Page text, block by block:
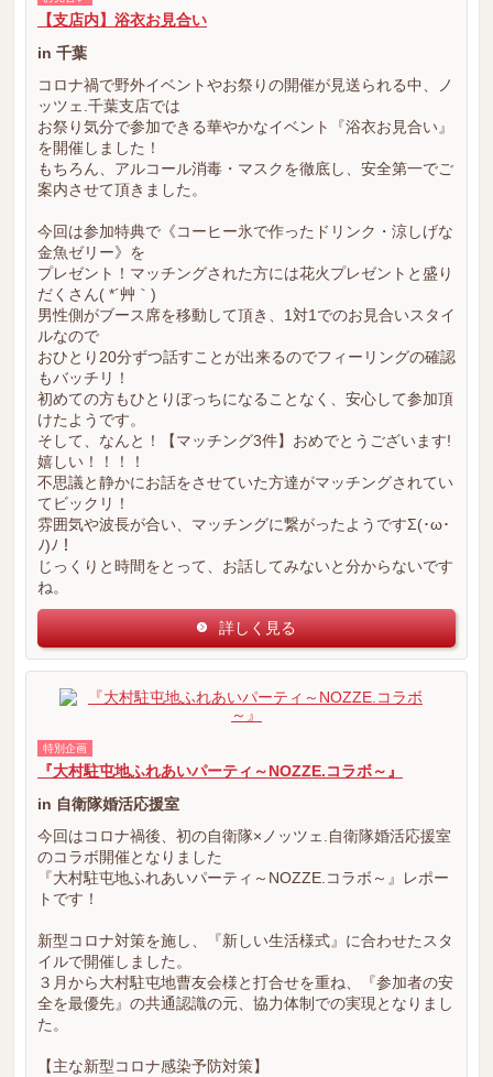
【支店内】浴衣お見合い
in 千葉
コロナ禍で野外イベントやお祭りの開催が見送られる中、ノ
ッツェ.千葉支店では
お祭り気分で参加できる華やかなイベント『浴衣お見合い』
を開催しました！
もちろん、アルコール消毒・マスクを徹底し、安全第一でご
案内させて頂きました。
今回は参加特典で《コーヒー氷で作ったドリンク・涼しげな
金魚ゼリー》を
プレゼント！マッチングされた方には花火プレゼントと盛り
だくさん( *´艸｀)
男性側がブース席を移動して頂き、1対1でのお見合いスタイ
ルなので
おひとり20分ずつ話すことが出来るのでフィーリングの確認
もバッチリ！
初めての方もひとりぼっちになることなく、安心して参加頂
けたようです。
そして、なんと！【マッチング3件】おめでとうございます!
嬉しい！！！！
不思議と静かにお話をさせていた方達がマッチングされてい
てビックリ！
雰囲気や波長が合い、マッチングに繋がったようですΣ(･ω･
ﾉ)ﾉ！
じっくりと時間をとって、お話してみないと分からないです
ね。
詳しく見る
特別企画
『大村駐屯地ふれあいパーティ～NOZZE.コラボ～』
in 自衛隊婚活応援室
今回はコロナ禍後、初の自衛隊×ノッツェ.自衛隊婚活応援室
のコラボ開催となりました
『大村駐屯地ふれあいパーティ～NOZZE.コラボ～』レポー
トです！
新型コロナ対策を施し、『新しい生活様式』に合わせたスタ
イルで開催しました。
３月から大村駐屯地曹友会様と打合せを重ね、『参加者の安
全を最優先』の共通認識の元、協力体制での実現となりまし
た。
【主な新型コロナ感染予防対策】